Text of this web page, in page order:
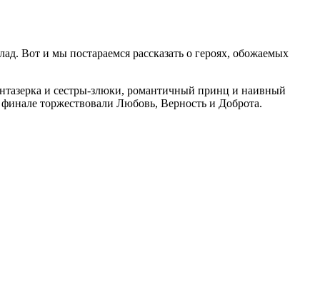
Вот и мы постараемся рассказать о героях, обожаемых
и сестры-злюки, романтичный принц и наивный
торжествовали Любовь, Верность и Доброта.